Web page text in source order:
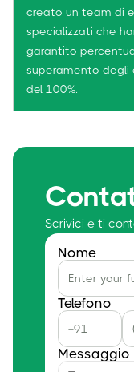
creato un team di
specializzati che
garantito
superamento degli
del 100%.
Scrivici e ti
Nome
Telefono
Messaggio